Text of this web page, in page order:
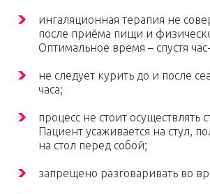
ингаляционная терапия не
после приёма пищи и
Оптимальное время – спустя
не следует курить до и после
часа;
процесс не стоит осуществлять
Пациент усаживается на стул,
на стол перед собой;
запрещено разговаривать во